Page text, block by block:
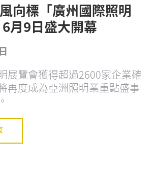
向標「廣州國際照明
月9日盛大開幕
展覽會獲得超過2600家企業確
再度成為亞洲照明業重點盛事